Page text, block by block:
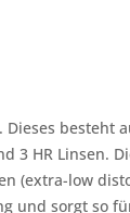
besteht
3 HR Linsen.
(extra-low
und sorgt so